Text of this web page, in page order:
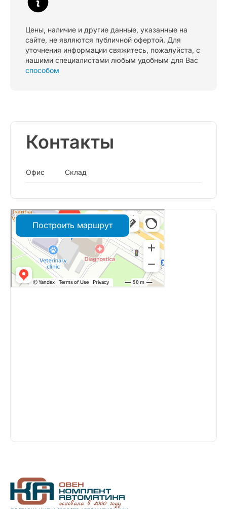
Цены, наличие и другие данные, указанные на
сайте, не являются публичной офертой. Для
уточнения информации свяжитесь, пожалуйста, с
нашими специалистами любым удобным для Вас
способом
Контакты
Офис Склад
Построить маршрут